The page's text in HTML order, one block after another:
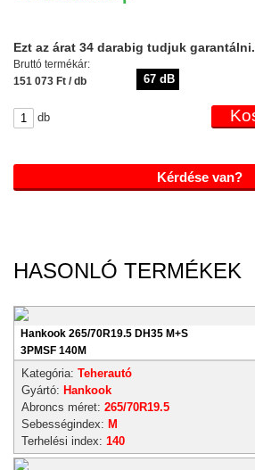
67 dB
Ezt az árat 34 darabig tudjuk garantálni.
Bruttó termékár:
151 073 Ft / db
db
Kérdése van?
HASONLÓ TERMÉKEK
Hankook 265/70R19.5 DH35 M+S
3PMSF 140M
Kategória: Teherautó
Gyártó: Hankook
Abroncs méret: 265/70R19.5
Sebességindex: M
Terhelési index: 140